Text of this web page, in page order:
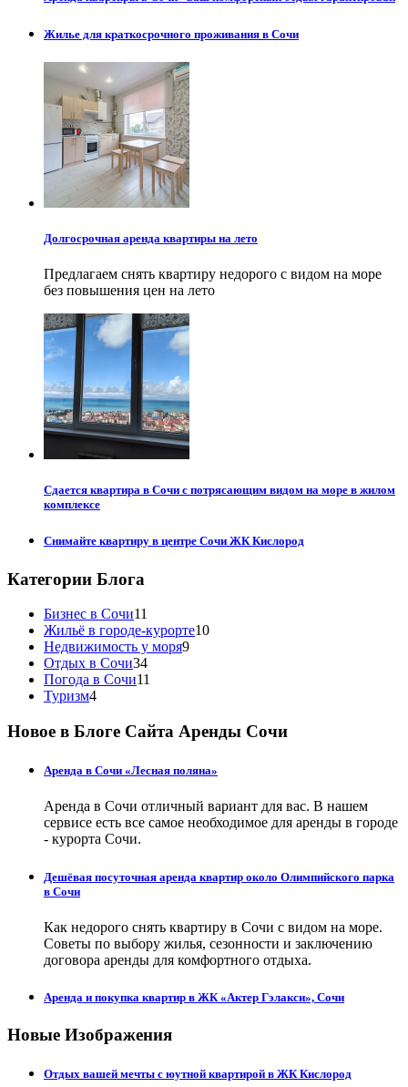
Жилье для краткосрочного проживания в Сочи
Долгосрочная аренда квартиры на лето
Предлагаем снять квартиру недорого с видом на море
без повышения цен на лето
Сдается квартира в Сочи с потрясающим видом на море в жилом
комплексе
Снимайте квартиру в центре Сочи ЖК Кислород
Категории Блога
Бизнес в Сочи11
Жильё в городе-курорте10
Недвижимость у моря9
Отдых в Сочи34
Погода в Сочи11
Туризм4
Новое в Блоге Сайта Аренды Сочи
Аренда в Сочи «Лесная поляна»
Аренда в Сочи отличный вариант для вас. В нашем
сервисе есть все самое необходимое для аренды в городе
- курорта Сочи.
Дешёвая посуточная аренда квартир около Олимпийского парка
в Сочи
Как недорого снять квартиру в Сочи с видом на море.
Советы по выбору жилья, сезонности и заключению
договора аренды для комфортного отдыха.
Аренда и покупка квартир в ЖК «Актер Гэлакси», Сочи
Новые Изображения
Отдых вашей мечты с юутной квартирой в ЖК Кислород